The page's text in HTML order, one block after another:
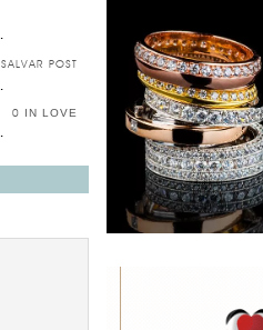
SALVAR POST
0 IN LOVE